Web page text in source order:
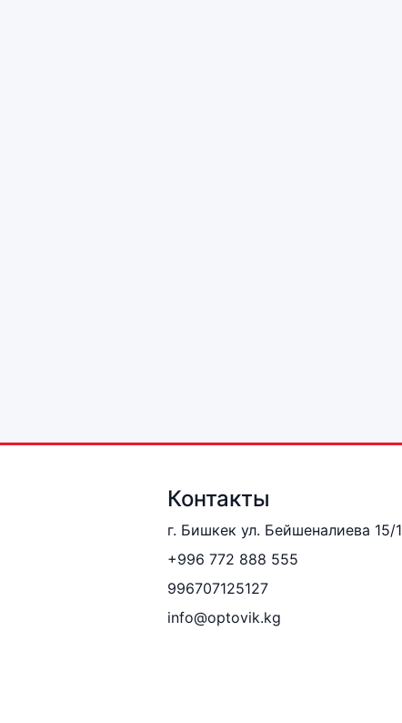
Контакты
г. Бишкек ул. Бейшеналиева 15/1
+996 772 888 555
996707125127
info@optovik.kg